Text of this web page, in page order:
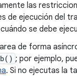
las
de ejecución del
se debe
de forma
; por ejemplo,
. Si no ejecutas la